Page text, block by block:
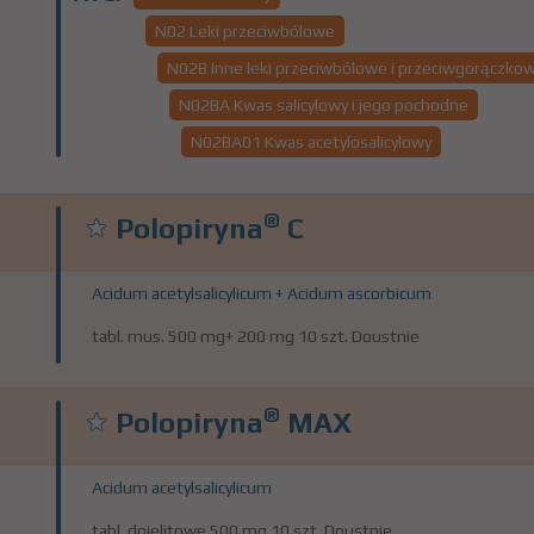
N02 Leki przeciwbólowe
N02B Inne leki przeciwbólowe i
N02BA Kwas salicylowy i jego pochodne
N02BA01 Kwas acetylosalicylowy
Polopiryna® C
Acidum acetylsalicylicum + Acidum ascorbicum
tabl. mus. 500 mg+ 200 mg 10 szt. Doustnie
Polopiryna® MAX
Acidum acetylsalicylicum